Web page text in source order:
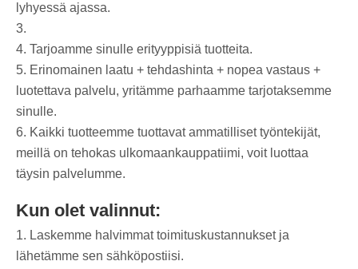
lyhyessä ajassa.
3.
4. Tarjoamme sinulle erityyppisiä tuotteita.
5. Erinomainen laatu + tehdashinta + nopea vastaus +
luotettava palvelu, yritämme parhaamme tarjotaksemme
sinulle.
6. Kaikki tuotteemme tuottavat ammatilliset työntekijät,
meillä on tehokas ulkomaankauppatiimi, voit luottaa
täysin palvelumme.
Kun olet valinnut:
1. Laskemme halvimmat toimituskustannukset ja
lähetämme sen sähköpostiisi.